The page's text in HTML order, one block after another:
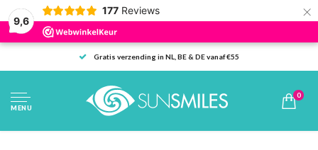
9,6
177 Reviews ×
Gratis verzending in NL, BE & DE vanaf €55
MENU
0